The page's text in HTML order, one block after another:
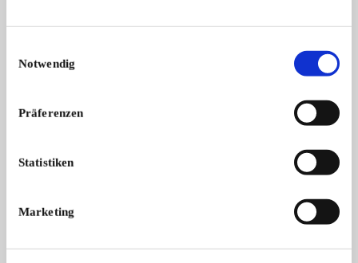
Notwendig
Präferenzen
Statistiken
Marketing
Weitere Anzeigen dieses Anbieters